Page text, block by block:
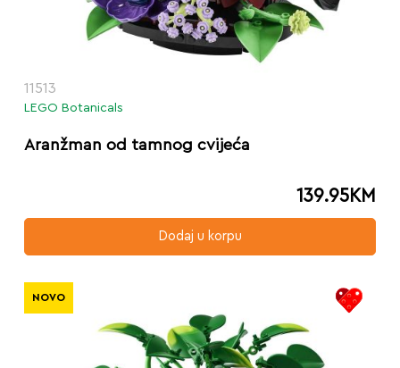
11513
LEGO Botanicals
Aranžman od tamnog cvijeća
139.95KM
Dodaj u korpu
NOVO